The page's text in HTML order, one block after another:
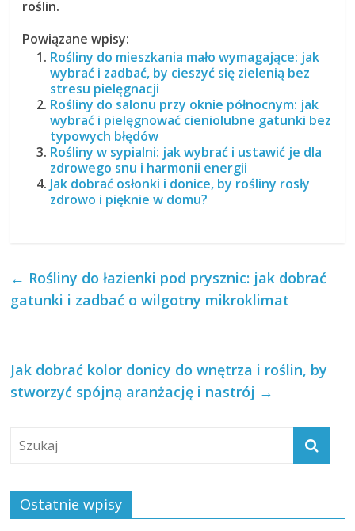
roślin.
Powiązane wpisy:
Rośliny do mieszkania mało wymagające: jak
wybrać i zadbać, by cieszyć się zielenią bez
stresu pielęgnacji
Rośliny do salonu przy oknie północnym: jak
wybrać i pielęgnować cieniolubne gatunki bez
typowych błędów
Rośliny w sypialni: jak wybrać i ustawić je dla
zdrowego snu i harmonii energii
Jak dobrać osłonki i donice, by rośliny rosły
zdrowo i pięknie w domu?
← Rośliny do łazienki pod prysznic: jak dobrać
gatunki i zadbać o wilgotny mikroklimat
Jak dobrać kolor donicy do wnętrza i roślin, by
stworzyć spójną aranżację i nastrój →
Ostatnie wpisy